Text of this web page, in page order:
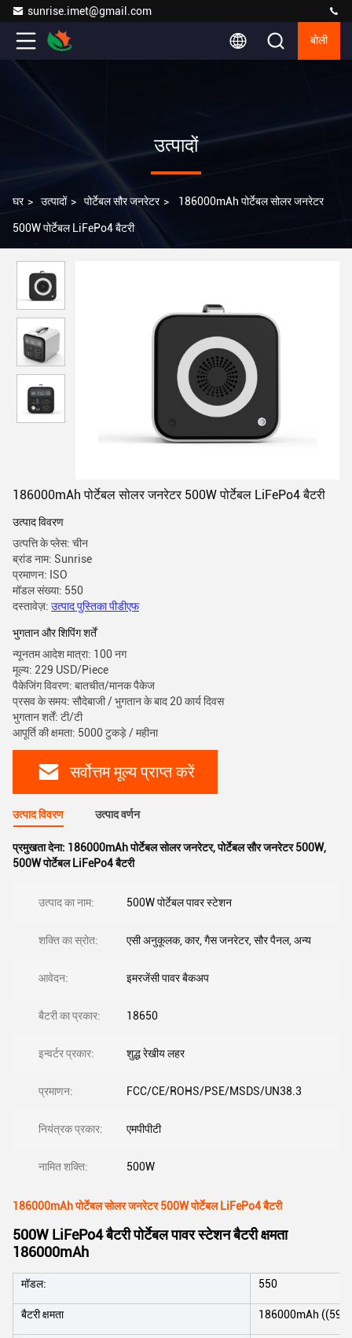
sunrise.imet@gmail.com
बोली
उत्पादों
घर > उत्पादों > पोर्टेबल सौर जनरेटर > 186000mAh पोर्टेबल सोलर जनरेटर
500W पोर्टेबल LiFePo4 बैटरी
186000mAh पोर्टेबल सोलर जनरेटर 500W पोर्टेबल LiFePo4 बैटरी
उत्पाद विवरण
उत्पत्ति के प्लेस: चीन
ब्रांड नाम: Sunrise
प्रमाणन: ISO
मॉडल संख्या: 550
दस्तावेज़: उत्पाद पुस्तिका पीडीएफ
भुगतान और शिपिंग शर्तें
न्यूनतम आदेश मात्रा: 100 नग
मूल्य: 229 USD/Piece
पैकेजिंग विवरण: बातचीत/मानक पैकेज
प्रसव के समय: सौदेबाजी / भुगतान के बाद 20 कार्य दिवस
भुगतान शर्तें: टी/टी
आपूर्ति की क्षमता: 5000 टुकड़े / महीना
सर्वोत्तम मूल्य प्राप्त करें
उत्पाद विवरण उत्पाद वर्णन
प्रमुखता देना: 186000mAh पोर्टेबल सोलर जनरेटर,पोर्टेबल सौर जनरेटर 500W,
500W पोर्टेबल LiFePo4 बैटरी
उत्पाद का नाम: 500W पोर्टेबल पावर स्टेशन
शक्ति का स्रोत: एसी अनुकूलक, कार, गैस जनरेटर, सौर पैनल, अन्य
आवेदन: इमरजेंसी पावर बैकअप
बैटरी का प्रकार: 18650
इन्वर्टर प्रकार: शुद्ध रेखीय लहर
प्रमाणन: FCC/CE/ROHS/PSE/MSDS/UN38.3
नियंत्रक प्रकार: एमपीपीटी
नामित शक्ति: 500W
186000mAh पोर्टेबल सोलर जनरेटर 500W पोर्टेबल LiFePo4 बैटरी
500W LiFePo4 बैटरी पोर्टेबल पावर स्टेशन बैटरी क्षमता
186000mAh
मॉडल: 550
बैटरी क्षमता 186000mAh